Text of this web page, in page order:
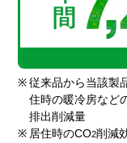
※ 従来品から当該製
住時の暖冷房など
排出削減量
※ 居住時のCO2削減